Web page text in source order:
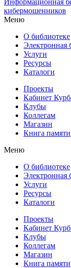
кибермошенников
Меню
О библиотеке
Электронная
Услуги
Ресурсы
Каталоги
Проекты
Кабинет
Клубы
Коллегам
Магазин
Книга памяти
Меню
О библиотеке
Электронная
Услуги
Ресурсы
Каталоги
Проекты
Кабинет
Клубы
Коллегам
Магазин
Книга памяти